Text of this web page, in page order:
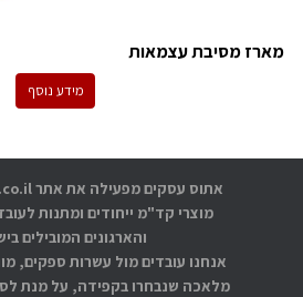
מארז מסיבת עצמאות
מידע נוסף
מוצרי קד"מ ייחודים ומתנות
והארגונים המובילים
אנחנו עובדים מול עשרות ספקים,
מלאכה שנבחרו בקפידה, על מנת